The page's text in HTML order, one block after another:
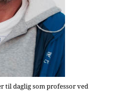
til daglig som professor ved